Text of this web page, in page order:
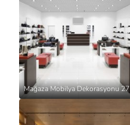
Mağaza Mobilya Dekorasyonu 27